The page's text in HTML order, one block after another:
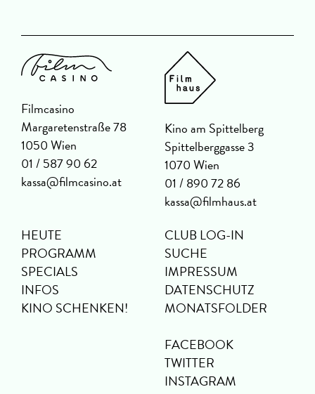
Filmcasino
Margaretenstraße 78
1050 Wien
01 / 587 90 62
kassa@filmcasino.at
Kino am Spittelberg
Spittelberggasse 3
1070 Wien
01 / 890 72 86
kassa@filmhaus.at
HEUTE
PROGRAMM
SPECIALS
INFOS
KINO SCHENKEN!
CLUB LOG-IN
SUCHE
IMPRESSUM
DATENSCHUTZ
MONATSFOLDER
FACEBOOK
TWITTER
INSTAGRAM